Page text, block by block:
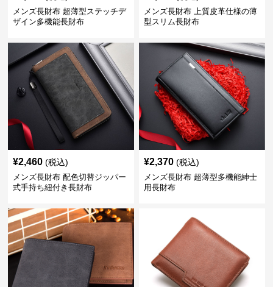
メンズ長財布 超薄型ステッチデ
ザイン多機能長財布
メンズ長財布 上質皮革仕様の薄
型スリム長財布
¥2,460 (税込)
メンズ長財布 配色切替ジッパー
式手持ち紐付き長財布
¥2,370 (税込)
メンズ長財布 超薄型多機能紳士
用長財布